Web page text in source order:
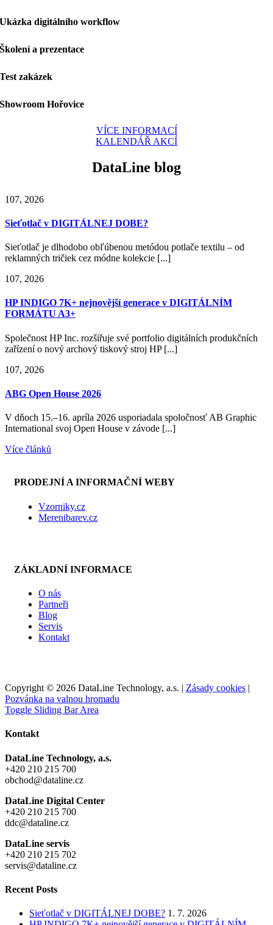
Ukázka digitálního workflow
Školení a prezentace
Test zakázek
Showroom Hořovice
VÍCE INFORMACÍ
KALENDÁŘ AKCÍ
DataLine blog
107, 2026
Sieťotlač v DIGITÁLNEJ DOBE?
Sieťotlač je dlhodobo obľúbenou metódou potlače textilu – od
reklamných tričiek cez módne kolekcie [...]
107, 2026
HP INDIGO 7K+ nejnovější generace v DIGITÁLNÍM
FORMÁTU A3+
Společnost HP Inc. rozšiřuje své portfolio digitálních produkčních
zařízení o nový archový tiskový stroj HP [...]
107, 2026
ABG Open House 2026
V dňoch 15.–16. apríla 2026 usporiadala spoločnosť AB Graphic
International svoj Open House v závode [...]
Více článků
PRODEJNÍ A INFORMAČNÍ WEBY
Vzorniky.cz
Merenibarev.cz
ZÁKLADNÍ INFORMACE
O nás
Partneři
Blog
Servis
Kontakt
Copyright © 2026 DataLine Technology, a.s. | Zásady cookies |
Pozvánka na valnou hromadu
Toggle Sliding Bar Area
Kontakt
DataLine Technology, a.s.
+420 210 215 700
obchod@dataline.cz
DataLine Digital Center
+420 210 215 700
ddc@dataline.cz
DataLine servis
+420 210 215 702
servis@dataline.cz
Recent Posts
Sieťotlač v DIGITÁLNEJ DOBE? 1. 7. 2026